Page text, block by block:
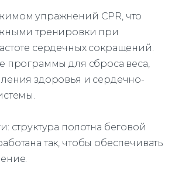
упражнений CPR, что
тренировки при
сердечных сокращений.
программы для сброса веса,
здоровья и сердечно-
структура полотна беговой
так, чтобы обеспечивать